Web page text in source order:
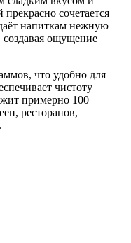
сочетается
напиткам нежную
создавая ощущение
что удобно для
чистоту
примерно 100
ресторанов,